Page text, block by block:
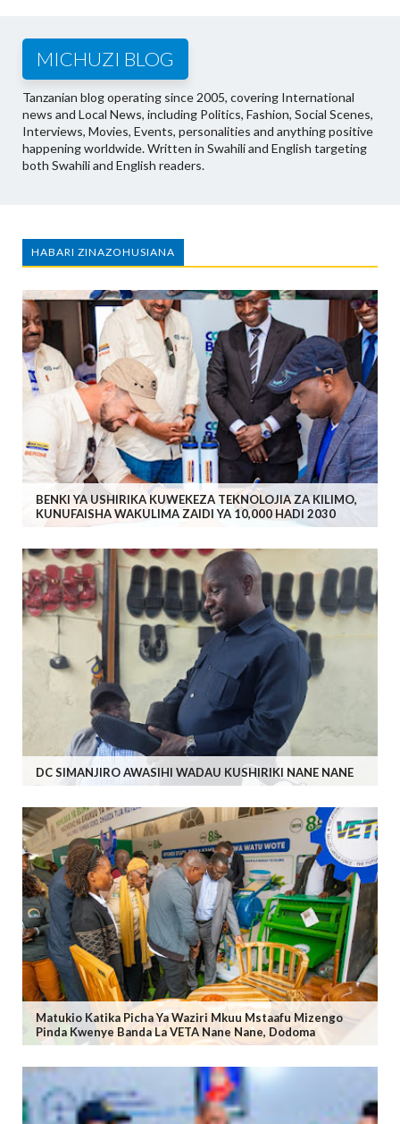
MICHUZI BLOG
Tanzanian blog operating since 2005, covering International
news and Local News, including Politics, Fashion, Social Scenes,
Interviews, Movies, Events, personalities and anything positive
happening worldwide. Written in Swahili and English targeting
both Swahili and English readers.
HABARI ZINAZOHUSIANA
BENKI YA USHIRIKA KUWEKEZA TEKNOLOJIA ZA KILIMO,
KUNUFAISHA WAKULIMA ZAIDI YA 10,000 HADI 2030
DC SIMANJIRO AWASIHI WADAU KUSHIRIKI NANE NANE
Matukio Katika Picha Ya Waziri Mkuu Mstaafu Mizengo
Pinda Kwenye Banda La VETA Nane Nane, Dodoma